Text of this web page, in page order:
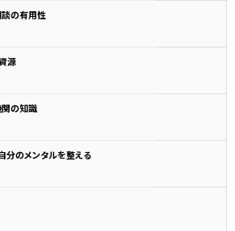
の有用性
源
の知識
分のメンタルを整える